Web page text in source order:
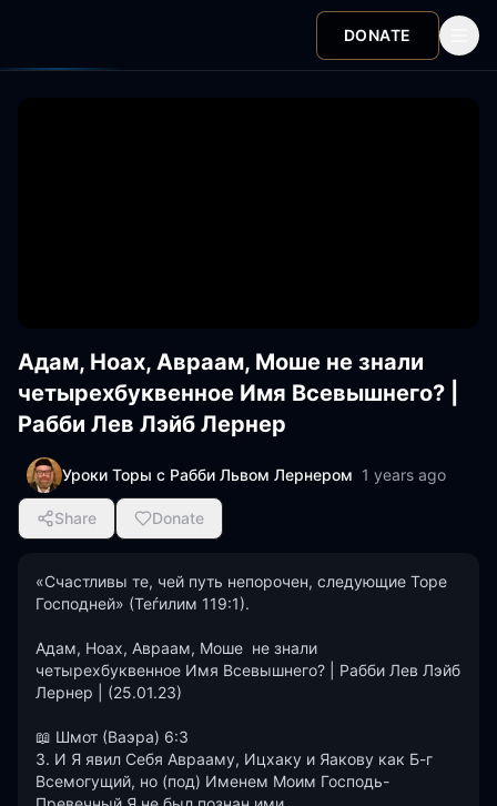
DONATE
Адам, Ноах, Авраам, Моше не знали
четырехбуквенное Имя Всевышнего? |
Рабби Лев Лэйб Лернер
Уроки Торы с Рабби Львом Лернером 1 years ago
Share Donate
«Счастливы те, чей путь непорочен, следующие Торе
Господней» (Теѓилим 119:1).
Адам, Ноах, Авраам, Моше  не знали
четырехбуквенное Имя Всевышнего? | Рабби Лев Лэйб
Лернер | (25.01.23)
📖 Шмот (Ваэра) 6:3
3. И Я явил Себя Аврааму, Ицхаку и Яакову как Б-г
Всемогущий, но (под) Именем Моим Господь-